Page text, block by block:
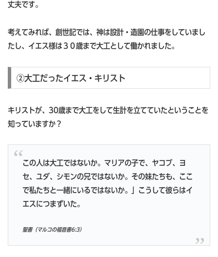
丈夫です。
考えてみれば、創世記では、神は設計・造園の仕事をしていまし
たし、イエス様は３０歳まで大工として働かれました。
②大工だったイエス・キリスト
キリストが、30歳まで大工をして生計を立てていたということを
知っていますか？
この人は大工ではないか。マリアの子で、ヤコブ、ヨ
セ、ユダ、シモンの兄ではないか。その妹たちも、ここ
で私たちと一緒にいるではないか。」こうして彼らはイ
エスにつまずいた。
聖書（マルコの福音書6:3）